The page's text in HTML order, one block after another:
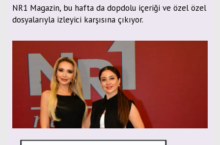
NR1 Magazin, bu hafta da dopdolu içeriği ve özel özel
dosyalarıyla izleyici karşısına çıkıyor.